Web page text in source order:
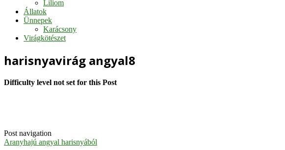
Liliom
Állatok
Ünnepek
Karácsony
Virágkötészet
harisnyavirág angyal8
Difficulty level not set for this Post
Post navigation
Aranyhajú angyal harisnyából